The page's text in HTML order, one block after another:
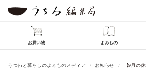
お買い物 よみもの
うつわと暮らしのよみものメディア お知らせ 【9月の